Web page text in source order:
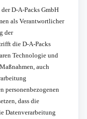
D-A-Packs GmbH
als Verantwortlicher
der
die D-A-Packs
Technologie und
auch
personenbezogenen
dass die
Datenverarbeitung